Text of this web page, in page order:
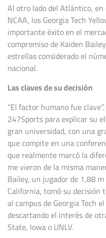
Al otro lado del Atlántico,
NCAA, los Georgia Tech
importante éxito en el
compromiso de Kaiden
estrellas considerado el
nacional.
Las claves de su decisión
“El factor humano fue
247Sports para explicar su
gran universidad, con una
que compite en una
que realmente marcó la
me vieron de la misma
Bailey, un jugador de 1,88
California, tomó su
al campus de Georgia Tech
descartando el interés de
State, Iowa o UNLV.